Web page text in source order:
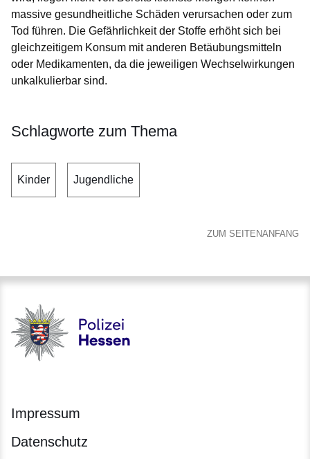
massive gesundheitliche Schäden verursachen oder zum
Tod führen. Die Gefährlichkeit der Stoffe erhöht sich bei
gleichzeitigem Konsum mit anderen Betäubungsmitteln
oder Medikamenten, da die jeweiligen Wechselwirkungen
unkalkulierbar sind.
Schlagworte zum Thema
Kinder Jugendliche
ZUM SEITENANFANG
Polizei - Polizei.hessen.de
Impressum
Datenschutz